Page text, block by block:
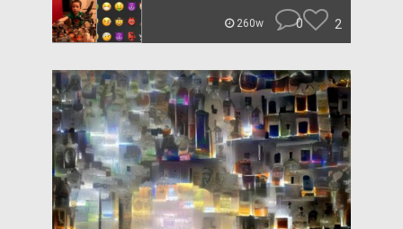
260w 0 2